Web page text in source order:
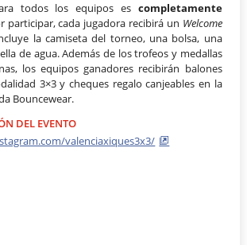
todos los equipos es completamente
participar, cada jugadora recibirá un Welcome
la camiseta del torneo, una bolsa, una
de agua. Además de los trofeos y medallas
los equipos ganadores recibirán balones
3×3 y cheques regalo canjeables en la
Bouncewear.
DEL EVENTO
valenciaxiques3x3/